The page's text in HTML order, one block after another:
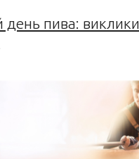
пива: виклики